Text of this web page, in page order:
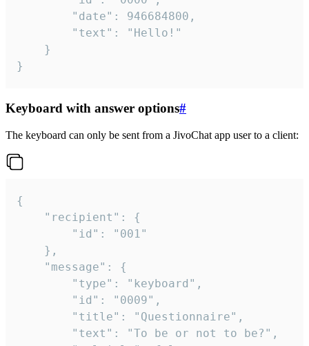
}
Keyboard with answer options#
The keyboard can only be sent from a JivoChat app user to a client:
{